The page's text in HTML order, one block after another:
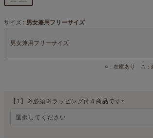
【1】※必須※ラッピング付き商品です
サイズ 男女兼用フリーサイズ
男女兼用フリーサイズ
○：在庫あり △：